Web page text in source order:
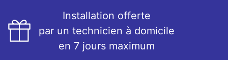
Installation offerte
par un technicien à domicile
en 7 jours maximum